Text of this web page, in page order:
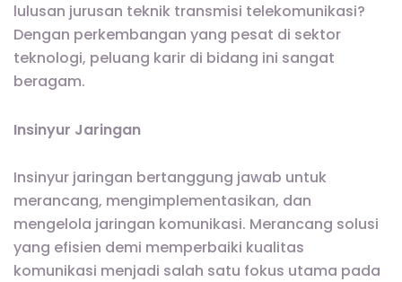
lulusan jurusan teknik transmisi telekomunikasi?
Dengan perkembangan yang pesat di sektor
teknologi, peluang karir di bidang ini sangat
beragam.
Insinyur Jaringan
Insinyur jaringan bertanggung jawab untuk
merancang, mengimplementasikan, dan
mengelola jaringan komunikasi. Merancang solusi
yang efisien demi memperbaiki kualitas
komunikasi menjadi salah satu fokus utama pada